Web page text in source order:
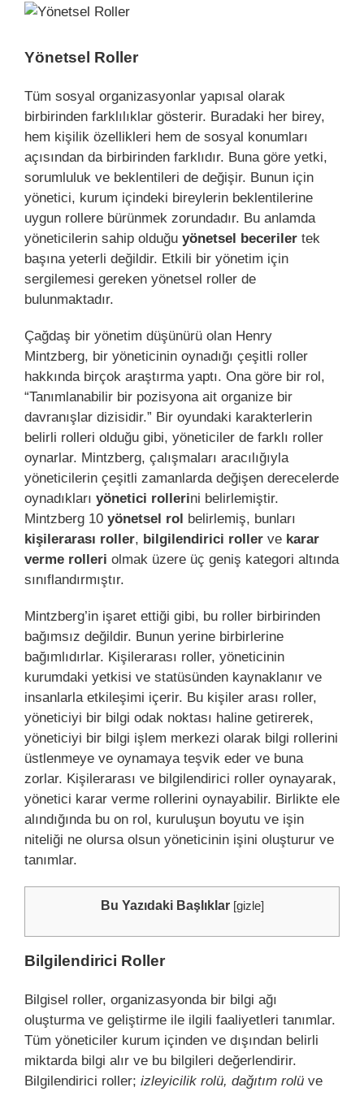
View
Image
Yönetsel Roller
Tüm sosyal organizasyonlar yapısal olarak
birbirinden farklılıklar gösterir. Buradaki her birey,
hem kişilik özellikleri hem de sosyal konumları
açısından da birbirinden farklıdır. Buna göre yetki,
sorumluluk ve beklentileri de değişir. Bunun için
yönetici, kurum içindeki bireylerin beklentilerine
uygun rollere bürünmek zorundadır. Bu anlamda
yöneticilerin sahip olduğu yönetsel beceriler tek
başına yeterli değildir. Etkili bir yönetim için
sergilemesi gereken yönetsel roller de
bulunmaktadır.
Çağdaş bir yönetim düşünürü olan Henry
Mintzberg, bir yöneticinin oynadığı çeşitli roller
hakkında birçok araştırma yaptı. Ona göre bir rol,
“Tanımlanabilir bir pozisyona ait organize bir
davranışlar dizisidir.” Bir oyundaki karakterlerin
belirli rolleri olduğu gibi, yöneticiler de farklı roller
oynarlar. Mintzberg, çalışmaları aracılığıyla
yöneticilerin çeşitli zamanlarda değişen derecelerde
oynadıkları yönetici rollerini belirlemiştir.
Mintzberg 10 yönetsel rol
belirlemiş, bunları
kişilerarası roller, bilgilendirici roller ve karar
verme rolleri olmak üzere üç geniş kategori altında
sınıflandırmıştır.
Mintzberg’in işaret ettiği gibi, bu roller birbirinden
bağımsız değildir. Bunun yerine birbirlerine
bağımlıdırlar. Kişilerarası roller, yöneticinin
kurumdaki yetkisi ve statüsünden kaynaklanır ve
insanlarla etkileşimi içerir. Bu kişiler arası roller,
yöneticiyi bir bilgi odak noktası haline getirerek,
yöneticiyi bir bilgi işlem merkezi olarak bilgi rollerini
üstlenmeye ve oynamaya teşvik eder ve buna
zorlar. Kişilerarası ve bilgilendirici roller oynayarak,
yönetici karar verme rollerini oynayabilir. Birlikte ele
alındığında bu on rol, kuruluşun boyutu ve işin
niteliği ne olursa olsun yöneticinin işini oluşturur ve
tanımlar.
Bu Yazıdaki Başlıklar [gizle]
Bilgilendirici Roller
Bilgisel roller, organizasyonda bir bilgi ağı
oluşturma ve geliştirme ile ilgili faaliyetleri tanımlar.
Tüm yöneticiler kurum içinden ve dışından belirli
miktarda bilgi alır ve bu bilgileri değerlendirir.
Bilgilendirici roller; izleyicilik rolü, dağıtım rolü ve